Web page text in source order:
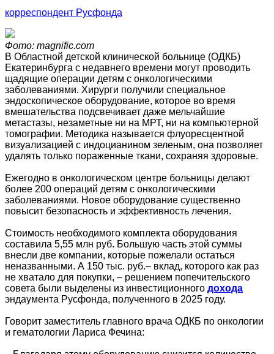
корреспондент Русфонда
Фото: magnific.com
В Областной детской клинической больнице (ОДКБ)
Екатеринбурга с недавнего времени могут проводить
щадящие операции детям с онкологическими
заболеваниями. Хирурги получили специальное
эндоскопическое оборудование, которое во время
вмешательства подсвечивает даже мельчайшие
метастазы, незаметные ни на МРТ, ни на компьютерной
томографии. Методика называется флуоресцентной
визуализацией с индоцианином зеленым, она позволяет
удалять только пораженные ткани, сохраняя здоровые.
Ежегодно в онкологическом центре больницы делают
более 200 операций детям с онкологическими
заболеваниями. Новое оборудование существенно
повысит безопасность и эффективность лечения.
Стоимость необходимого комплекта оборудования
составила 5,55 млн руб. Большую часть этой суммы
внесли две компании, которые пожелали остаться
неназванными. А 150 тыс. руб.– вклад, которого как раз
не хватало для покупки, – решением попечительского
совета были выделены из инвестиционного дохода
эндаумента Русфонда, полученного в 2025 году.
Говорит заместитель главного врача ОДКБ по онкологии
и гематологии Лариса Фечина: